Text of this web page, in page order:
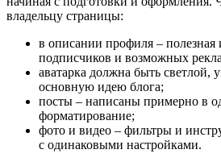
владельцу страницы:
в описании профиля –
подписчиков и возможных
аватарка должна быть светлой,
основную идею блога;
посты – написаны примерно в
форматирование;
фото и видео – фильтры и
с одинаковыми настройками.